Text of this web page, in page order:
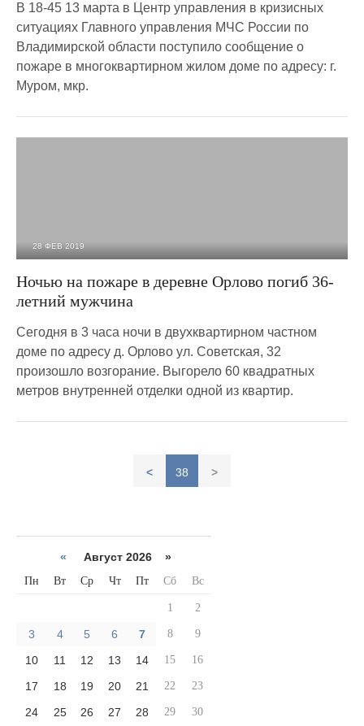
В 18-45 13 марта в Центр управления в кризисных
ситуациях Главного управления МЧС России по
Владимирской области поступило сообщение о
пожаре в многоквартирном жилом доме по адресу: г.
Муром, мкр.
28 ФЕВ 2019
Ночью на пожаре в деревне Орлово погиб 36-
летний мужчина
Сегодня в 3 часа ночи в двухквартирном частном
доме по адресу д. Орлово ул. Советская, 32
произошло возгорание. Выгорело 60 квадратных
метров внутренней отделки одной из квартир.
< 38 >
« Август 2026 »
Пн Вт Ср Чт Пт Сб Вс
1 2
3 4 5 6 7 8 9
10 11 12 13 14 15 16
17 18 19 20 21 22 23
24 25 26 27 28 29 30